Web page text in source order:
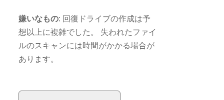
嫌いなもの: 回復ドライブの作成は予
想以上に複雑でした。 失われたファイ
ルのスキャンには時間がかかる場合が
あります。